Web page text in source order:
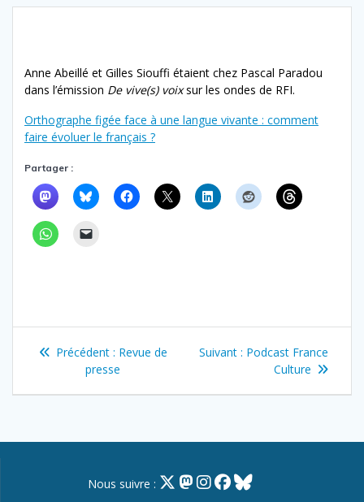
Anne Abeillé et Gilles Siouffi étaient chez Pascal Paradou
dans l’émission De vive(s) voixsur les ondes de RFI.
Orthographe figée face à une langue vivante : comment
faire évoluer le français ?
Partager :
Navigation
Précédent : Article
précédent
Revue de
presse
Suivant : Article
suivant
Podcast France
Culture
Nous suivre :